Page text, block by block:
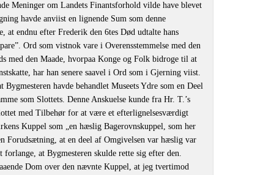
Meninger om Landets Finantsforhold vilde have blevet
havde anviist en lignende Sum som denne
endnu efter Frederik den 6tes Død udtalte hans
Ord som vistnok vare i Overensstemmelse med den
med den Maade, hvorpaa Konge og Folk bidroge til at
har han senere saavel i Ord som i Gjerning viist.
havde behandlet Museets Ydre som en Deel
som Slottets. Denne Anskuelse kunde fra Hr. T.’s
med Tilbehør for at være et efterlignelsesværdigt
Kuppel som „en hæslig Bagerovnskuppel, som her
Forudsætning, at en deel af Omgivelsen var hæslig var
at Bygmesteren skulde rette sig efter den.
Dom over den nævnte Kuppel, at jeg tvertimod